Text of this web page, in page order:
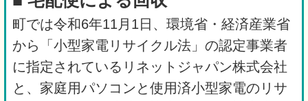
町では令和6年11月1日、環境省・経済産業省
から「小型家電リサイクル法」の認定事業者
に指定されているリネットジャパン株式会社
と、家庭用パソコンと使用済小型家電のリサ